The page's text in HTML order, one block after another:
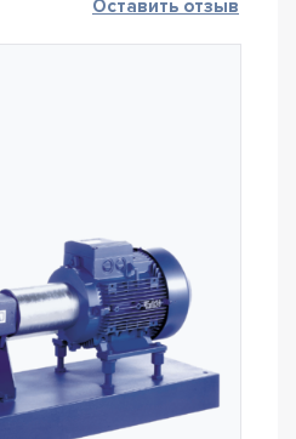
Оставить отзыв